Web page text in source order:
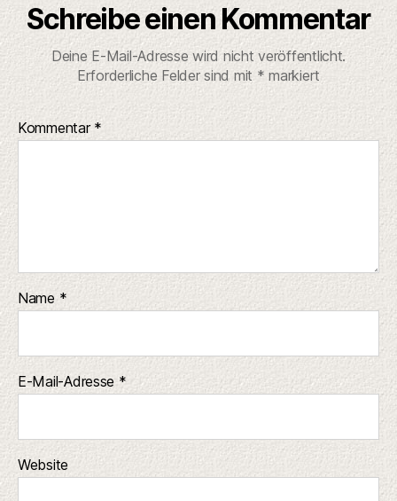
Schreibe einen Kommentar
Deine E-Mail-Adresse wird nicht veröffentlicht.
Erforderliche Felder sind mit * markiert
Kommentar *
Name*
E-Mail-Adresse *
Website